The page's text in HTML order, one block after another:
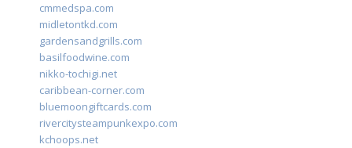
cmmedspa.com
midletontkd.com
gardensandgrills.com
basilfoodwine.com
nikko-tochigi.net
caribbean-corner.com
bluemoongiftcards.com
rivercitysteampunkexpo.com
kchoops.net